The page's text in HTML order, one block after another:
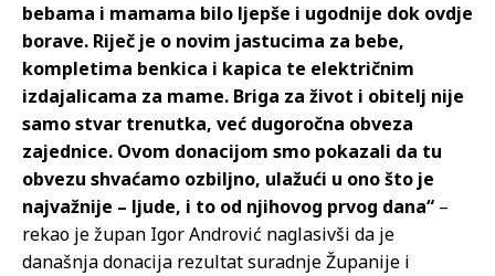
bebama i mamama bilo ljepše i ugodnije dok ovdje
borave. Riječ je o novim jastucima za bebe,
kompletima benkica i kapica te električnim
izdajalicama za mame. Briga za život i obitelj nije
samo stvar trenutka, već dugoročna obveza
zajednice. Ovom donacijom smo pokazali da tu
obvezu shvaćamo ozbiljno, ulažući u ono što je
najvažnije – ljude, i to od njihovog prvog dana“ –
rekao je župan Igor Andrović naglasivši da je
današnja donacija rezultat suradnje Županije i